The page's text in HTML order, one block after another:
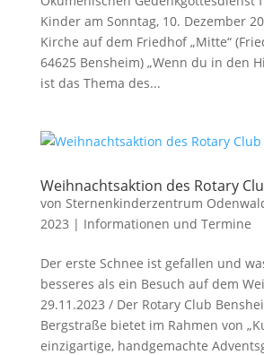
Kinder am Sonntag, 10. Dezember
Kirche auf dem Friedhof „Mitte“
64625 Bensheim) „Wenn du in den
ist das Thema des...
Weihnachtsaktion des Rotary
von Sternenkinderzentrum
2023 | Informationen und Termine
Der erste Schnee ist gefallen und
besseres als ein Besuch auf dem
29.11.2023 / Der Rotary Club
Bergstraße bietet im Rahmen von
einzigartige, handgemachte